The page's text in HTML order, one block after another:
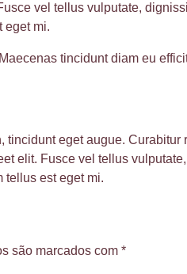
vel tellus vulputate,
eget mi.
tincidunt diam eu
eget augue.
elit. Fusce vel tellus
tellus est eget mi.
são marcados com *